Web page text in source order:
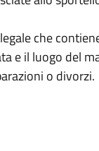
che
e il luogo del
o divorzi.